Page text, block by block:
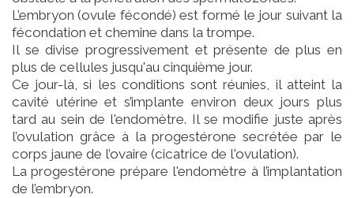
L’embryon (ovule fécondé) est formé le jour suivant la
fécondation et chemine dans la trompe.
Il se divise progressivement et présente de plus en
plus de cellules jusqu'au cinquième jour.
Ce jour-là, si les conditions sont réunies, il atteint la
cavité utérine et s’implante environ deux jours plus
tard au sein de l'endomètre. Il se modifie juste après
l’ovulation grâce à la progestérone secrétée par le
corps jaune de l’ovaire (cicatrice de l'ovulation).
La progestérone prépare l'endomètre à l’implantation
de l’embryon.